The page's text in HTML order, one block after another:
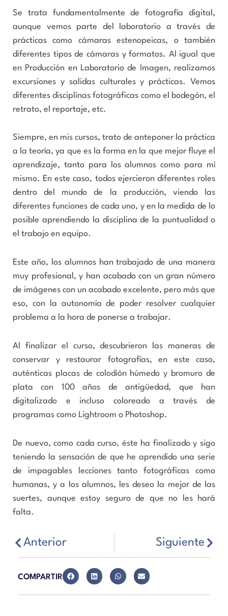
Se trata fundamentalmente de fotografía digital,
aunque vemos parte del laboratorio a través de
prácticas como cámaras estenopeicas, o también
diferentes tipos de cámaras y formatos. Al igual que
en Producción en Laboratorio de Imagen, realizamos
excursiones y salidas culturales y prácticas. Vemos
diferentes disciplinas fotográficas como el bodegón, el
retrato, el reportaje, etc.
Siempre, en mis cursos, trato de anteponer la práctica
a la teoría, ya que es la forma en la que mejor fluye el
aprendizaje, tanto para los alumnos como para mí
mismo. En este caso, todos ejercieron diferentes roles
dentro del mundo de la producción, viendo las
diferentes funciones de cada uno, y en la medida de lo
posible aprendiendo la disciplina de la puntualidad o
el trabajo en equipo.
Este año, los alumnos han trabajado de una manera
muy profesional, y han acabado con un gran número
de imágenes con un acabado excelente, pero más que
eso, con la autonomía de poder resolver cualquier
problema a la hora de ponerse a trabajar.
Al finalizar el curso, descubrieron las maneras de
conservar y restaurar fotografías, en este caso,
auténticas placas de colodión húmedo y bromuro de
plata con 100 años de antigüedad, que han
digitalizado e incluso coloreado a través de
programas como Lightroom o Photoshop.
De nuevo, como cada curso, éste ha finalizado y sigo
teniendo la sensación de que he aprendido una serie
de impagables lecciones tanto fotográficas como
humanas, y a los alumnos, les deseo la mejor de las
suertes, aunque estoy seguro de que no les hará
falta.
Anterior Siguiente
COMPARTIR